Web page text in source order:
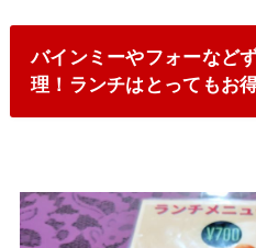
バインミーやフォーなど
理！ランチはとってもお